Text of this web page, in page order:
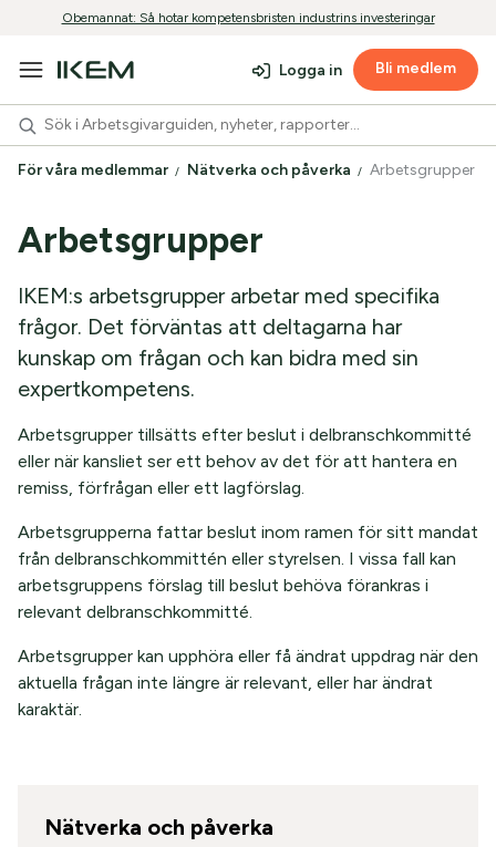
Obemannat: Så hotar kompetensbristen industrins investeringar
Logga in Bli medlem
För våra medlemmar Nätverka och påverka Arbetsgrupper
Arbetsgrupper
IKEM:s arbetsgrupper arbetar med specifika
frågor. Det förväntas att deltagarna har
kunskap om frågan och kan bidra med sin
expertkompetens.
Arbetsgrupper tillsätts efter beslut i delbranschkommitté
eller när kansliet ser ett behov av det för att hantera en
remiss, förfrågan eller ett lagförslag.
Arbetsgrupperna fattar beslut inom ramen för sitt mandat
från delbranschkommittén eller styrelsen. I vissa fall kan
arbetsgruppens förslag till beslut behöva förankras i
relevant delbranschkommitté.
Arbetsgrupper kan upphöra eller få ändrat uppdrag när den
aktuella frågan inte längre är relevant, eller har ändrat
karaktär.
Nätverka och påverka